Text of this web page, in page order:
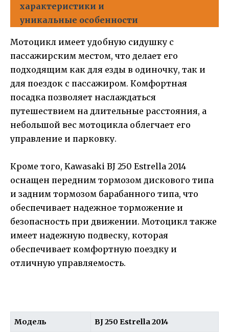
характеристики и
уникальные особенности
Мотоцикл имеет удобную сидушку с
пассажирским местом, что делает его
подходящим как для езды в одиночку, так и
для поездок с пассажиром. Комфортная
посадка позволяет наслаждаться
путешествием на длительные расстояния, а
небольшой вес мотоцикла облегчает его
управление и парковку.
Кроме того, Kawasaki BJ 250 Estrella 2014
оснащен передним тормозом дискового типа
и задним тормозом барабанного типа, что
обеспечивает надежное торможение и
безопасность при движении. Мотоцикл также
имеет надежную подвеску, которая
обеспечивает комфортную поездку и
отличную управляемость.
Модель BJ 250 Estrella 2014